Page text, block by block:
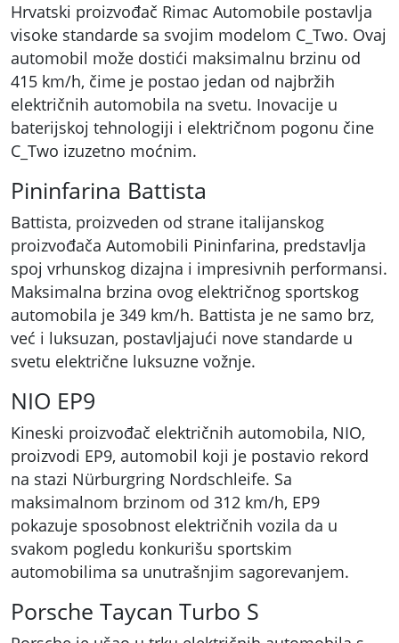
Hrvatski proizvođač Rimac Automobile postavlja
visoke standarde sa svojim modelom C_Two. Ovaj
automobil može dostići maksimalnu brzinu od
415 km/h, čime je postao jedan od najbržih
električnih automobila na svetu. Inovacije u
baterijskoj tehnologiji i električnom pogonu čine
C_Two izuzetno moćnim.
Pininfarina Battista
Battista, proizveden od strane italijanskog
proizvođača Automobili Pininfarina, predstavlja
spoj vrhunskog dizajna i impresivnih performansi.
Maksimalna brzina ovog električnog sportskog
automobila je 349 km/h. Battista je ne samo brz,
već i luksuzan, postavljajući nove standarde u
svetu električne luksuzne vožnje.
NIO EP9
Kineski proizvođač električnih automobila, NIO,
proizvodi EP9, automobil koji je postavio rekord
na stazi Nürburgring Nordschleife. Sa
maksimalnom brzinom od 312 km/h, EP9
pokazuje sposobnost električnih vozila da u
svakom pogledu konkurišu sportskim
automobilima sa unutrašnjim sagorevanjem.
Porsche Taycan Turbo S